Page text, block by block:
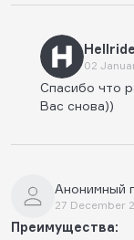
Hellride
02
Спасибо что
Вас снова))
Анонимный
27 December
Преимущества: